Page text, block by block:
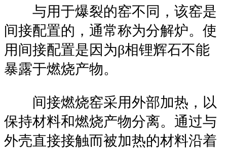
与用于爆裂的窑不同，该窑是
间接配置的，通常称为分解炉。使
用间接配置是因为β相锂辉石不能
暴露于燃烧产物。
间接燃烧窑采用外部加热，以
保持材料和燃烧产物分离。通过与
外壳直接接触而被加热的材料沿着